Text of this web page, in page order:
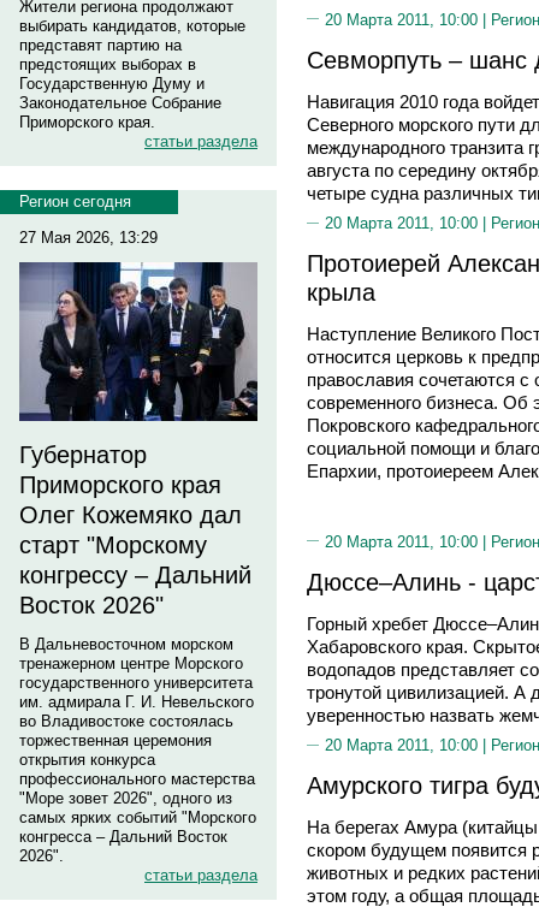
Жители региона продолжают
выбирать кандидатов, которые
представят партию на
предстоящих выборах в
Государственную Думу и
Законодательное Собрание
Приморского края.
статьи раздела
Регион сегодня
27 Мая 2026, 13:29
Губернатор
Приморского края
Олег Кожемяко дал
старт "Морскому
конгрессу – Дальний
Восток 2026"
В Дальневосточном морском
тренажерном центре Морского
государственного университета
им. адмирала Г. И. Невельского
во Владивостоке состоялась
торжественная церемония
открытия конкурса
профессионального мастерства
"Море зовет 2026", одного из
самых ярких событий "Морского
конгресса – Дальний Восток
2026".
статьи раздела
20 Марта 2011, 10:00 |
Севморпуть – шанс
Навигация 2010 года
Северного морского пути
международного транзита
августа по середину
четыре судна различных
20 Марта 2011, 10:00 |
Протоиерей
крыла
Наступление Великого
относится церковь к
православия сочетаются с
современного бизнеса.
Покровского
социальной помощи и
Епархии, протоиереем
20 Марта 2011, 10:00 |
Дюссе–Алинь -
Горный хребет
Хабаровского края.
водопадов представляет
тронутой цивилизацией. А
уверенностью назвать
20 Марта 2011, 10:00 |
Амурского тигра
На берегах Амура
скором будущем появится
животных и редких
этом году, а общая